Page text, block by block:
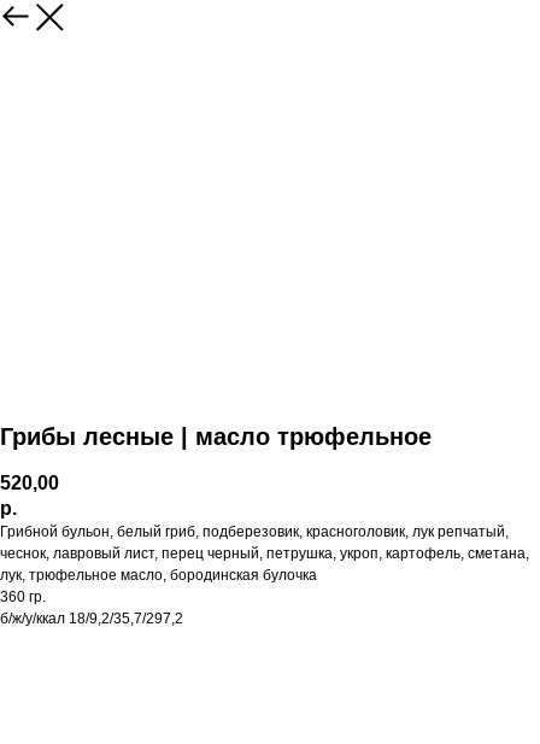
Грибы лесные | масло трюфельное
520,00
р.
Грибной бульон, белый гриб, подберезовик, красноголовик, лук репчатый,
чеснок, лавровый лист, перец черный, петрушка, укроп, картофель, сметана,
лук, трюфельное масло, бородинская булочка
360 гр.
б/ж/у/ккал 18/9,2/35,7/297,2